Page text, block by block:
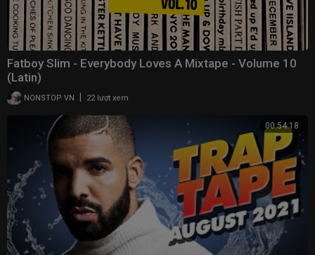
Fatboy Slim - Everybody Loves A Mixtape - Volume 10
(Latin)
NONSTOP VN 22 lượt xem
00:54:18